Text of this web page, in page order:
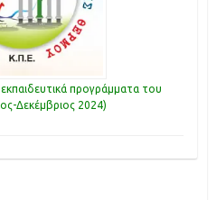
προγράμματα του
Δεκέμβριος 2024)